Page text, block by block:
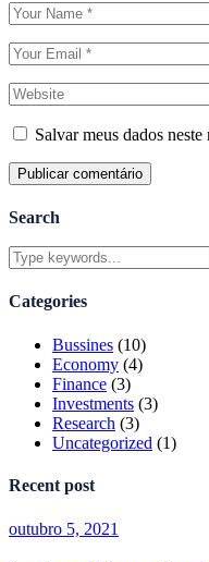
Salvar meus dados
Publicar comentário
Search
Categories
Bussines (10)
Economy (4)
Finance (3)
Investments (3)
Research (3)
Uncategorized (1)
Recent post
outubro 5, 2021